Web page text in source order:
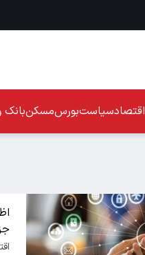
اقتصادسیاستبورسمسکنبانک